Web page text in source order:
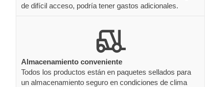
de difícil acceso, podría tener gastos adicionales.
Almacenamiento conveniente
Todos los productos están en paquetes sellados para
un almacenamiento seguro en condiciones de clima